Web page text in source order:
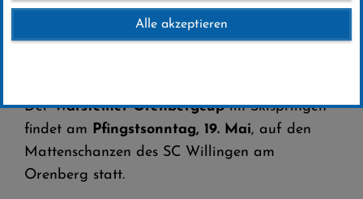
2024
DerWarsteiner Orenbergcupim Skispringen
findet am Pfingstsonntag, 19. Mai, auf den
Mattenschanzen des SC Willingen am
Orenberg statt.
Alle akzeptieren